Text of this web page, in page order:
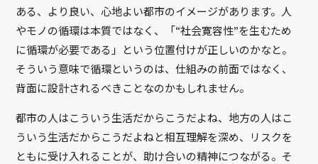
ある、より良い、心地よい都市のイメージがあります。人
やモノの循環は本質ではなく、「“社会寛容性”を生むため
に循環が必要である」という位置付けが正しいのかなと。
そういう意味で循環というのは、仕組みの前面ではなく、
背面に設計されるべきことなのかもしれません。
都市の人はこういう生活だからこうだよね、地方の人はこ
ういう生活だからこうだよねと相互理解を深め、リスクを
ともに受け入れることが、助け合いの精神につながる。そ